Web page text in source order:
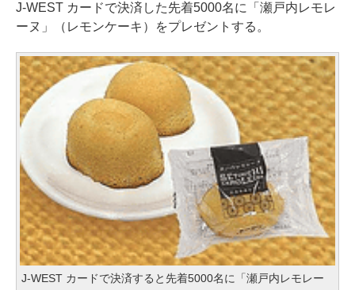
J-WEST カードで決済した先着5000名に「瀬戸内レモレ
ーヌ」（レモンケーキ）をプレゼントする。
J-WEST カードで決済すると先着5000名に「瀬戸内レモレー